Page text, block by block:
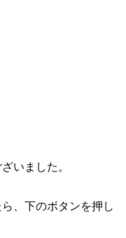
いました。
、下のボタンを押し